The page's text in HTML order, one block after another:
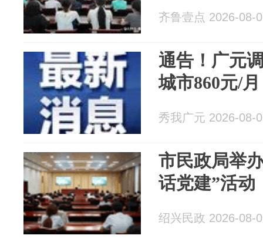
齐鲁壹点 2026-08-
通告！广元
城市860元/
秀我广元 2026-08-
市民政局举
话党建”活动
绍兴民政 2026-08-